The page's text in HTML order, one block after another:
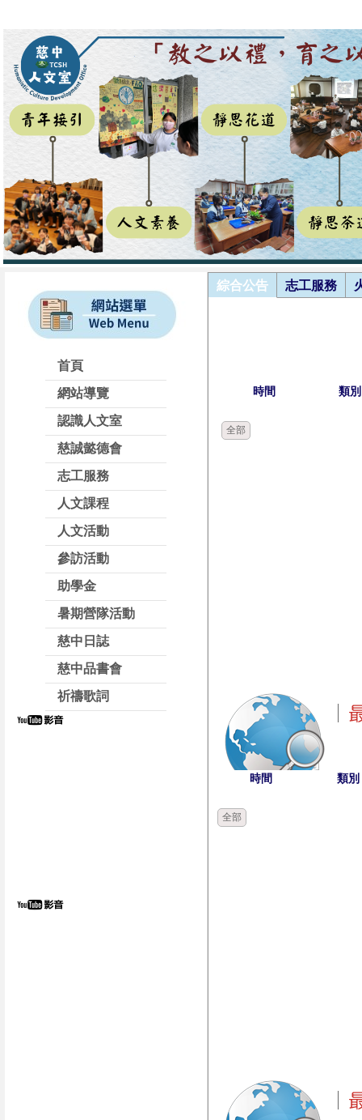
首頁
網站導覽
認識人文室
慈誠懿德會
志工服務
人文課程
人文活動
參訪活動
助學金
暑期營隊活動
慈中日誌
慈中品書會
祈禱歌詞
綜合公告 志工服務
時間 類別
全部
時間 類別
全部